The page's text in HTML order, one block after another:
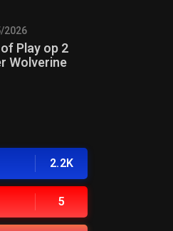
2026
Play op 2
Wolverine
2.2K
5